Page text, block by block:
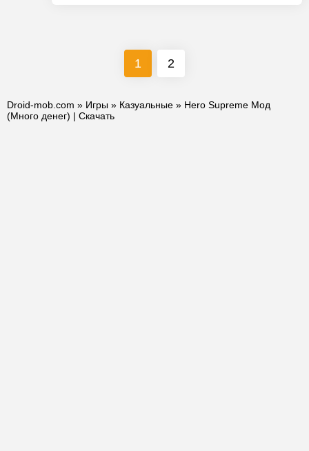
1 2
Droid-mob.com » Игры » Казуальные » Hero Supreme Мод
(Много денег) | Скачать